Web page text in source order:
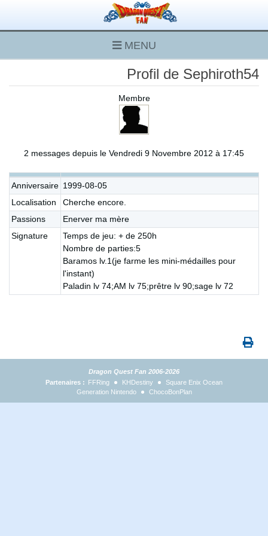
MENU
Profil de Sephiroth54
Membre
2 messages depuis le Vendredi 9 Novembre 2012 à 17:45
Anniversaire 1999-08-05
Localisation
Cherche encore.
Passions
Enerver ma mère
Signature
Temps de jeu: + de 250h
Nombre de parties:5
Baramos lv.1(je farme les mini-médailles pour
l'instant)
Paladin lv 74;AM lv 75;prêtre lv 90;sage lv 72
Dragon Quest Fan 2006-2026
Partenaires : FFRing KHDestiny
Square Enix Ocean
Generation Nintendo
ChocoBonPlan